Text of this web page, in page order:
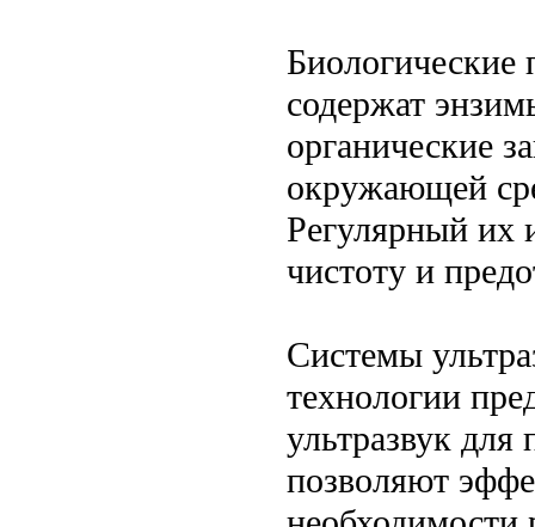
Биологические
содержат
органические
окружающей
Регулярный их
чистоту и
Системы
технологии
ультразвук
позволяют